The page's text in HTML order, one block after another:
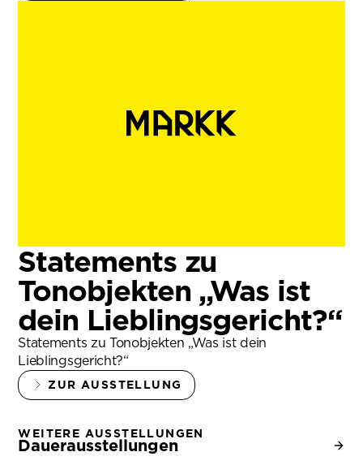
Statements zu
Tonobjekten „Was ist
dein Lieblingsgericht?“
Statements zu Tonobjekten „Was ist dein
Lieblingsgericht?“
ZUR AUSSTELLUNG
WEITERE AUSSTELLUNGEN
Dauerausstellungen